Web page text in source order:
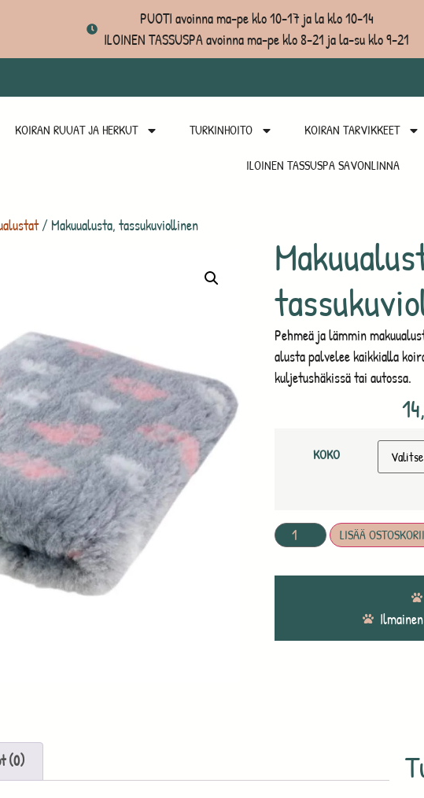
PUOTI avoinna ma-pe klo 10-17 ja la klo 10-14
ILOINEN TASSUSPA avoinna ma-pe klo 8-21 ja la-su klo 9-21
KOIRAN RUUAT JA HERKUT TURKINHOITO KOIRAN TARVIKKEET
ILOINEN TASSUSPA SAVONLINNA
/ Makuualusta, tassukuviollinen
Pehmeä ja lämmin
alusta palvelee kaikkialla
kuljetushäkissä tai autossa.
KOKO
LISÄÄ
(0)